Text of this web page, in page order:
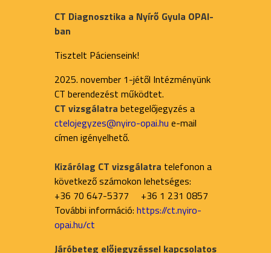
CT Diagnosztika a Nyírő Gyula OPAI-
ban
Tisztelt Pácienseink!
2025. november 1-jétől Intézményünk
CT berendezést működtet.
CT vizsgálatra betegelőjegyzés a
ctelojegyzes@nyiro-opai.hu e-mail
címen igényelhető.
Kizárólag CT vizsgálatra telefonon a
következő számokon lehetséges:
+36 70 647-5377 +36 1 231 0857
További információ: https://ct.nyiro-
opai.hu/ct
Járóbeteg előjegyzéssel kapcsolatos